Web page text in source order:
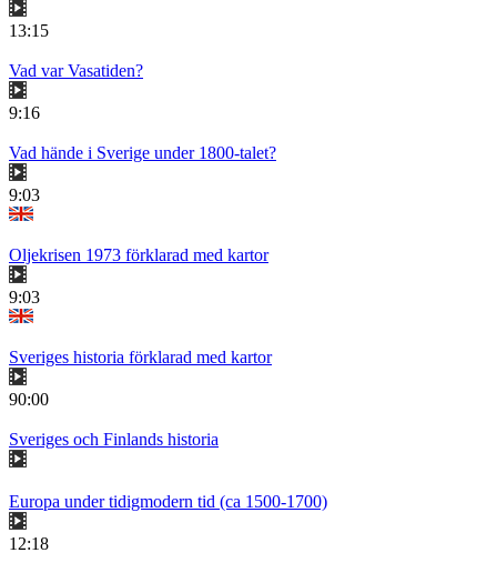
13:15
Vad var Vasatiden?
9:16
Vad hände i Sverige under 1800-talet?
9:03
Oljekrisen 1973 förklarad med kartor
9:03
Sveriges historia förklarad med kartor
90:00
Sveriges och Finlands historia
Europa under tidigmodern tid (ca 1500-1700)
12:18